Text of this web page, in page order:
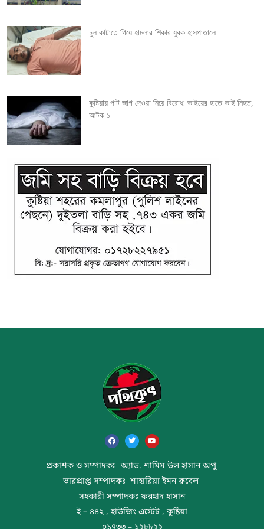
i
o
n
চুল কাটাতে গিয়ে হামলার শিকার যুবক হাসপাতালে
কুষ্টিয়ায় পাট জাগ দেওয়া নিয়ে বিরোধ: ভাইয়ের হাতে ভাই নিহত,
আটক ১
প্রকাশক ও সম্পাদকঃ অ্যাড. শামিম উল হাসান অপু
ভারপ্রাপ্ত সম্পাদকঃ শাহারিয়া ইমন রুবেল
সহকারী সম্পাদকঃ ফরহাদ হাসান
ই – ৪৪২ , হাউজিং এস্টেট , কুষ্টিয়া